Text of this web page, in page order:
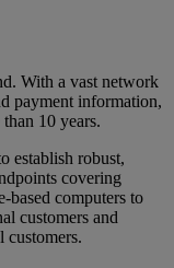
With a vast network
payment information,
10 years.
establish robust,
covering
based computers to
customers and
customers.